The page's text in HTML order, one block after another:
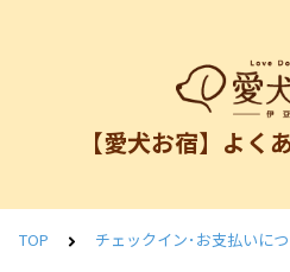
【愛犬お宿】よく
TOP チェックイン･お支払いに